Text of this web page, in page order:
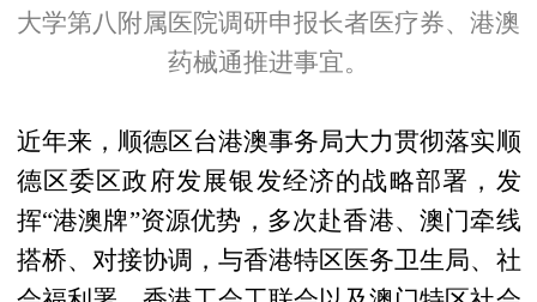
大学第八附属医院调研申报长者医疗券、港澳
药械通推进事宜。
近年来，顺德区台港澳事务局大力贯彻落实顺
德区委区政府发展银发经济的战略部署，发
挥“港澳牌”资源优势，多次赴香港、澳门牵线
搭桥、对接协调，与香港特区医务卫生局、社